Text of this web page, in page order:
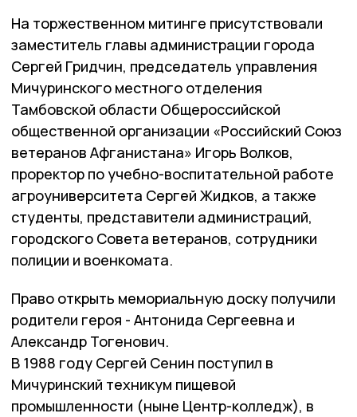
На торжественном митинге присутствовали
заместитель главы администрации города
Сергей Гридчин, председатель управления
Мичуринского местного отделения
Тамбовской области Общероссийской
общественной организации «Российский Союз
ветеранов Афганистана» Игорь Волков,
проректор по учебно-воспитательной работе
агроуниверситета Сергей Жидков, а также
студенты, представители администраций,
городского Совета ветеранов, сотрудники
полиции и военкомата.
Право открыть мемориальную доску получили
родители героя - Антонида Сергеевна и
Александр Тогенович.
В 1988 году Сергей Сенин поступил в
Мичуринский техникум пищевой
промышленности (ныне Центр-колледж), в